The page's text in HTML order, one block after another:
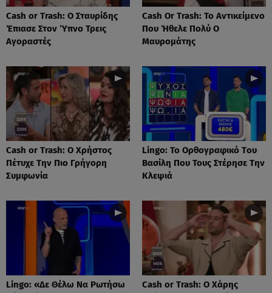
Cash or Trash: Ο Σταυρίδης
Έπιασε Στον Ύπνο Τρεις
Αγοραστές
Cash Or Trash: Το Αντικείμενο
Που Ήθελε Πολύ Ο
Μαυρομάτης
Cash or Trash: Ο Χρήστος
Πέτυχε Την Πιο Γρήγορη
Συμφωνία
Lingo: Το Oρθογραφικό Tου
Βασίλη Που Τους Στέρησε Την
Κλεψιά
Lingo: «Δε Θέλω Να Ρωτήσω
Cash or Trash: Ο Χάρης